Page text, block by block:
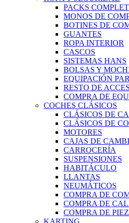
PACKS
MONOS DE
BOTINES DE
GUANTES
ROPA INTERIOR
CASCOS
SISTEMAS HANS
BOLSAS Y
EQUIPACIÓN
RESTO DE
COMPRA DE
COCHES CLÁSICOS
CLÁSICOS DE
CLÁSICOS DE
MOTORES
CAJAS DE
CARROCERÍA
SUSPENSIONES
HABITÁCULO
LLANTAS
NEUMÁTICOS
COMPRA DE
COMPRA DE
COMPRA DE
KARTING